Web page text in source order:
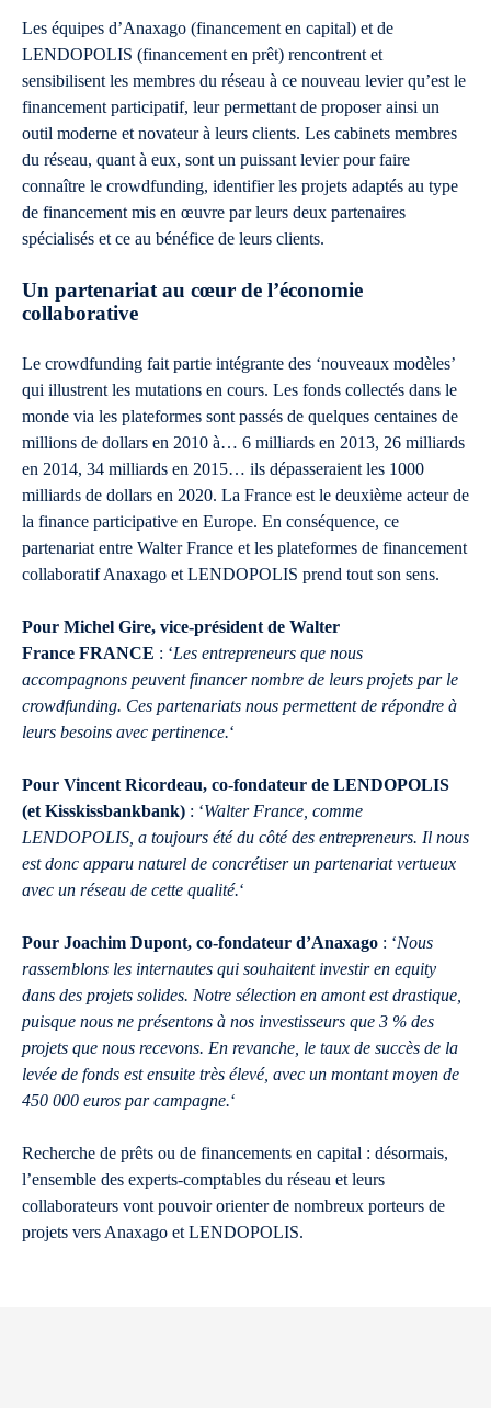
Les équipes d’Anaxago (financement en capital) et de
LENDOPOLIS (financement en prêt) rencontrent et
sensibilisent les membres du réseau à ce nouveau levier qu’est le
financement participatif, leur permettant de proposer ainsi un
outil moderne et novateur à leurs clients. Les cabinets membres
du réseau, quant à eux, sont un puissant levier pour faire
connaître le crowdfunding, identifier les projets adaptés au type
de financement mis en œuvre par leurs deux partenaires
spécialisés et ce au bénéfice de leurs clients.
Un partenariat au cœur de l’économie
collaborative
Le crowdfunding fait partie intégrante des ‘nouveaux modèles’
qui illustrent les mutations en cours. Les fonds collectés dans le
monde via les plateformes sont passés de quelques centaines de
millions de dollars en 2010 à… 6 milliards en 2013, 26 milliards
en 2014, 34 milliards en 2015… ils dépasseraient les 1000
milliards de dollars en 2020. La France est le deuxième acteur de
la finance participative en Europe. En conséquence, ce
partenariat entre Walter France et les plateformes de financement
collaboratif Anaxago et LENDOPOLIS prend tout son sens.
Pour Michel Gire, vice-président de Walter
France FRANCE : ‘Les entrepreneurs que nous
accompagnons peuvent financer nombre de leurs projets par le
crowdfunding. Ces partenariats nous permettent de répondre à
leurs besoins avec pertinence.‘
Pour Vincent Ricordeau, co-fondateur de LENDOPOLIS
(et Kisskissbankbank) : ‘Walter France, comme
LENDOPOLIS, a toujours été du côté des entrepreneurs. Il nous
est donc apparu naturel de concrétiser un partenariat vertueux
avec un réseau de cette qualité.‘
Pour Joachim Dupont, co-fondateur d’Anaxago : ‘Nous
rassemblons les internautes qui souhaitent investir en equity
dans des projets solides. Notre sélection en amont est drastique,
puisque nous ne présentons à nos investisseurs que 3 % des
projets que nous recevons. En revanche, le taux de succès de la
levée de fonds est ensuite très élevé, avec un montant moyen de
450 000 euros par campagne.‘
Recherche de prêts ou de financements en capital : désormais,
l’ensemble des experts-comptables du réseau et leurs
collaborateurs vont pouvoir orienter de nombreux porteurs de
projets vers Anaxago et LENDOPOLIS.